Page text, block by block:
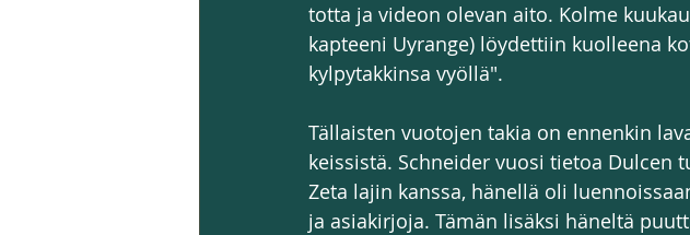
totta ja videon olevan aito. Kolme
kapteeni Uyrange) löydettiin kuolleena
kylpytakkinsa vyöllä".
Tällaisten vuotojen takia on ennenkin
keissistä. Schneider vuosi tietoa Dulcen
Zeta lajin kanssa, hänellä oli
ja asiakirjoja. Tämän lisäksi häneltä